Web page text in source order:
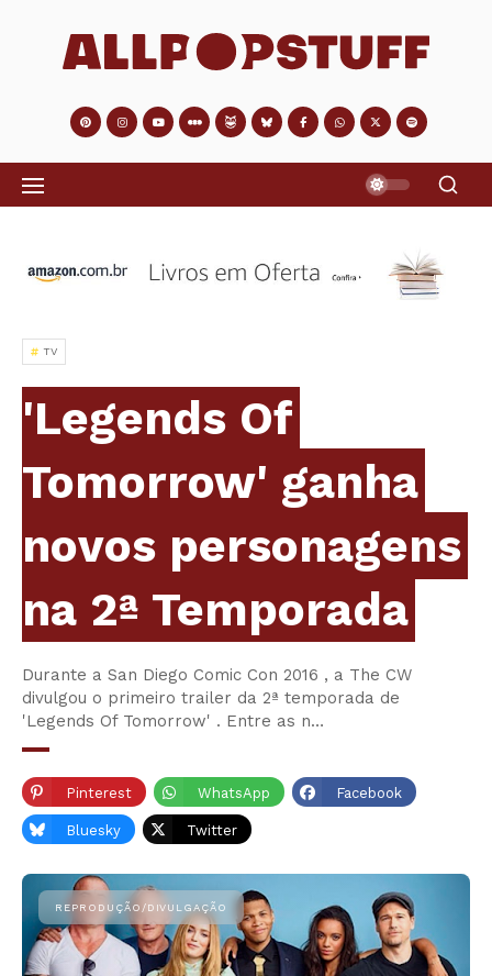
TV
'Legends Of
Tomorrow' ganha
novos personagens
na 2ª Temporada
Durante a San Diego Comic Con 2016 , a The CW
divulgou o primeiro trailer da 2ª temporada de
'Legends Of Tomorrow' . Entre as n…
Pinterest WhatsApp Facebook
Bluesky Twitter